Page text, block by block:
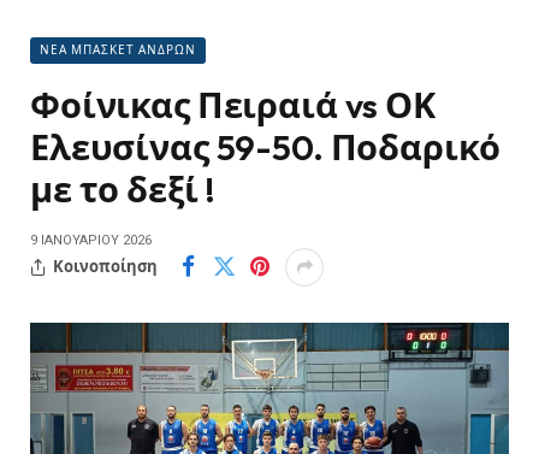
ΝΕΑ ΜΠΑΣΚΕΤ ΑΝΔΡΩΝ
Φοίνικας Πειραιά vs ΟΚ
Ελευσίνας 59-50. Ποδαρικό
με το δεξί !
9 ΙΑΝΟΥΑΡΊΟΥ 2026
Κοινοποίηση